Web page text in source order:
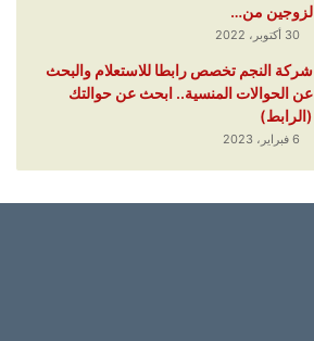
لزوجين من…
30 أكتوبر، 2022
شركة النجم تخصص رابطا للاستعلام والبحث
عن الحوالات المنسية.. ابحث عن حوالتك
(الرابط)
6 فبراير، 2023